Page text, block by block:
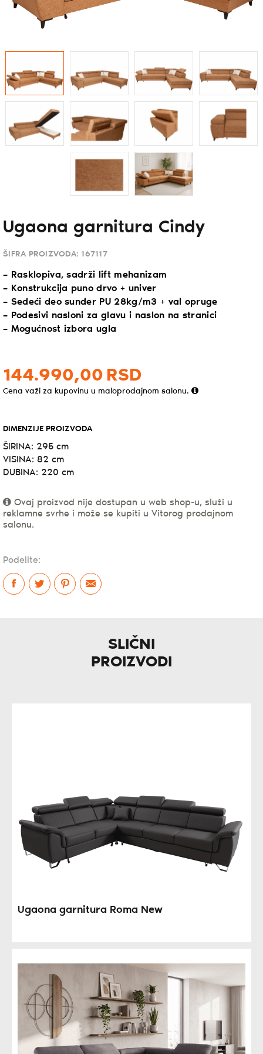
Ugaona garnitura Cindy
ŠIFRA PROIZVODA: 167117
– Rasklopiva, sadrži lift mehanizam
– Konstrukcija puno drvo + univer
– Sedeći deo sunđer PU 28kg/m3 + val opruge
– Podesivi nasloni za glavu i naslon na stranici
– Mogućnost izbora ugla
144.990,00 RSD
Cena važi za kupovinu u maloprodajnom salonu.
DIMENZIJE PROIZVODA
ŠIRINA: 295 cm
VISINA: 82 cm
DUBINA: 220 cm
Ovaj proizvod nije dostupan u web shop-u, služi u
reklamne svrhe i može se kupiti u Vitorog prodajnom
salonu.
Podelite:
SLIČNI
PROIZVODI
Ugaona garnitura Roma New